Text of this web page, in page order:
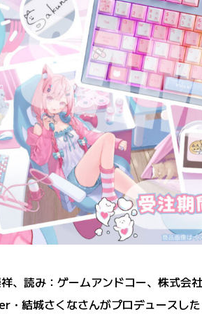
、読み：ゲームアンドコー、株式
結城さくなさんがプロデュースし